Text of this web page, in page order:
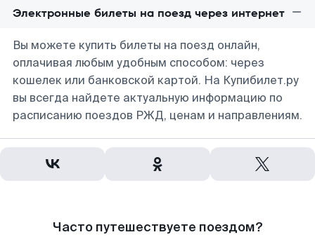
Электронные билеты на поезд через интернет
Вы можете купить билеты на поезд онлайн,
оплачивая любым удобным способом: через
кошелек или банковской картой. На Купибилет.ру
вы всегда найдете актуальную информацию по
расписанию поездов РЖД, ценам и направлениям.
Часто путешествуете поездом?